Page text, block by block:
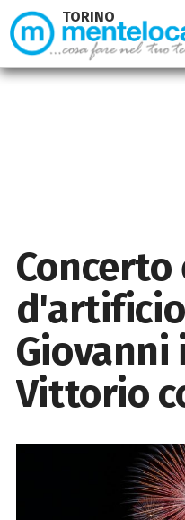
Concerto
Giovanni
Vittorio
TORINO